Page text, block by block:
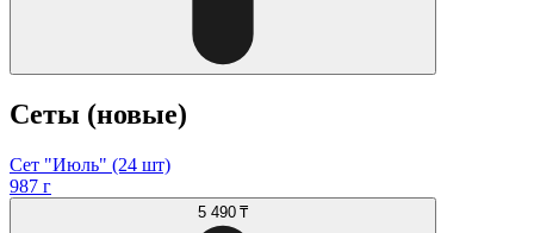
Сеты (новые)
Сет "Июль" (24 шт)
987 г
5 490 ₸